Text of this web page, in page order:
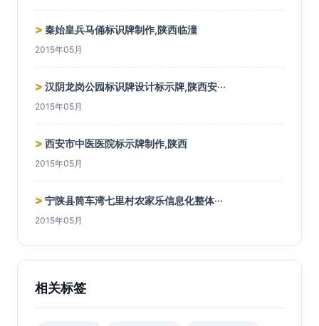
> 秦始皇兵马俑标识牌制作,陕西临潼
2015年05月
> 汉阴龙岗公园标识牌设计标示牌,陕西安···
2015年05月
> 西安市中医医院标示牌制作,陕西
2015年05月
> 宁陕县筒车湾七里村农家乐信息化整体···
2015年05月
相关标签